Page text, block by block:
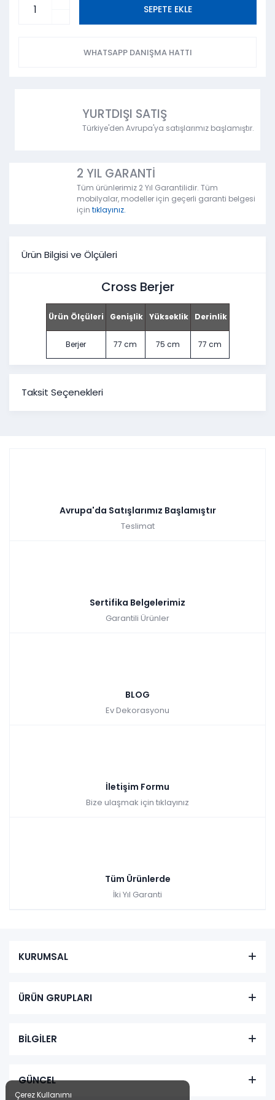
SEPETE EKLE
WHATSAPP DANIŞMA HATTI
YURTDIŞI SATIŞ
Türkiye'den Avrupa'ya satışlarımız başlamıştır.
2 YIL GARANTİ
Tüm ürünlerimiz 2 Yıl Garantilidir. Tüm
mobilyalar, modeller için geçerli garanti belgesi
için tıklayınız.
Ürün Bilgisi ve Ölçüleri
Cross Berjer
Ürün Ölçüleri Genişlik Yükseklik Derinlik
Berjer 77 cm 75 cm 77 cm
Taksit Seçenekleri
Avrupa'da Satışlarımız Başlamıştır
Teslimat
Sertifika Belgelerimiz
Garantili Ürünler
BLOG
Ev Dekorasyonu
İletişim Formu
Bize ulaşmak için tıklayınız
Tüm Ürünlerde
İki Yıl Garanti
KURUMSAL
ÜRÜN GRUPLARI
BİLGİLER
GÜNCEL
Çerez Kullanımı